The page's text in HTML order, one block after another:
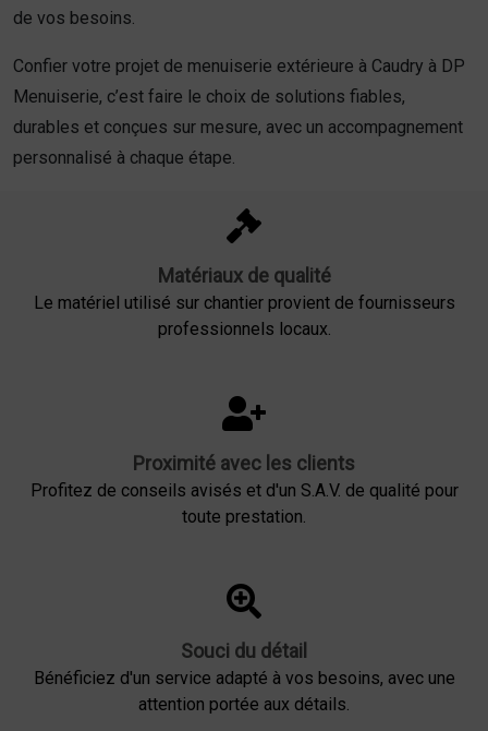
de vos besoins.
Confier votre projet de menuiserie extérieure à Caudry à DP
Menuiserie, c’est faire le choix de solutions fiables,
durables et conçues sur mesure, avec un accompagnement
personnalisé à chaque étape.
Matériaux de qualité
Le matériel utilisé sur chantier provient de fournisseurs
professionnels locaux.
Proximité avec les clients
Profitez de conseils avisés et d'un S.A.V. de qualité pour
toute prestation.
Souci du détail
Bénéficiez d'un service adapté à vos besoins, avec une
attention portée aux détails.